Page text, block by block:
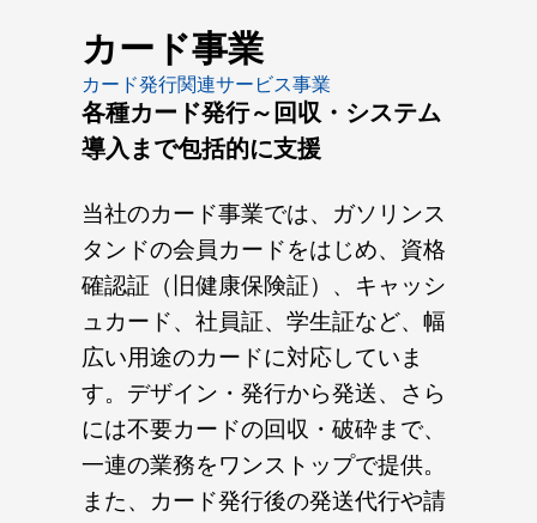
にあるウェブマーケティング
支援にとどまら
カード事業
カード発行関連サービス事業
各種カード発行～回収・システム
導入まで包括的に支援
当社のカード事業では、ガソリンス
タンドの会員カードをはじめ、資格
確認証（旧健康保険証）、キャッシ
ュカード、社員証、学生証など、幅
広い用途のカードに対応していま
す。デザイン・発行から発送、さら
には不要カードの回収・破砕まで、
一連の業務をワンストップで提供。
また、カード発行後の発送代行や請